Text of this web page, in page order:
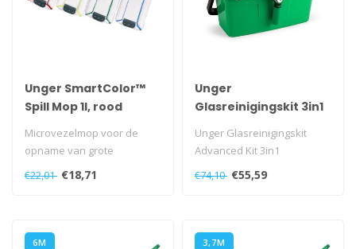
Unger SmartColor™
Spill Mop 1l, rood
Microvezelmop voor de
opname van grote
hoeveelheden vloeistof...
€22,01 €18,71
Unger
Glasreinigingskit 3in1
Unger Glasreinigingskit
Advanced Kit 3in1
€74,10 €55,59
6M 3,7M